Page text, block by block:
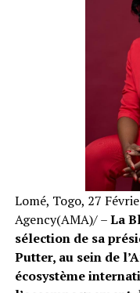
Lomé, Togo, 27
Agency(AMA)/ –La
sélection de sa
Putter, au sein de
écosystème